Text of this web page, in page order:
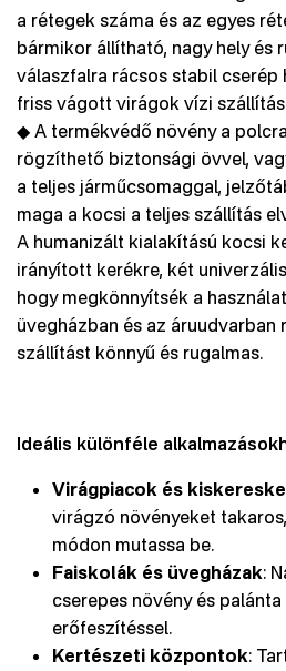
a rétegek száma és az egyes
bármikor állítható, nagy hely és
válaszfalra rácsos stabil cserép
friss vágott virágok vízi
◆ A termékvédő növény a
rögzíthető biztonsági övvel,
a teljes járműcsomaggal,
maga a kocsi a teljes szállítás
A humanizált kialakítású kocsi
irányított kerékre, két
hogy megkönnyítsék a
üvegházban és az áruudvarban
szállítást könnyű és rugalmas.
Ideális különféle
Virágpiacok és
virágzó növényeket
módon mutassa be.
Faiskolák és üvegházak:
cserepes növény és
erőfeszítéssel.
Kertészeti központok: